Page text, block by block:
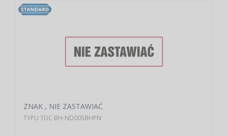
ZNAK , NIE ZASTAWIAĆ
TYPU TDC BH-ND005BHPN